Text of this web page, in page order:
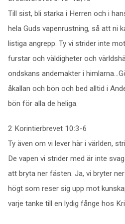
Till sist, bli starka i Herren och i
hela Guds vapenrustning, så att ni
listiga angrepp. Ty vi strider inte
furstar och väldigheter och
ondskans andemakter i
åkallan och bön och bed alltid i
bön för alla de heliga.
2 Korintierbrevet 10:3-6
Ty även om vi lever här i världen,
De vapen vi strider med är inte
att bryta ner fästen. Ja, vi bryter
högt som reser sig upp mot
varje tanke till en lydig fånge hos